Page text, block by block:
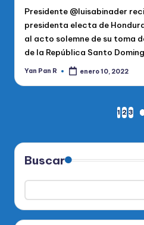
Presidente @luisabinader
presidenta electa de
al acto solemne de su toma
de la República Santo
Publicado
Yan Pan R enero 10, 2022
de
entradas
1 2 3
Buscar